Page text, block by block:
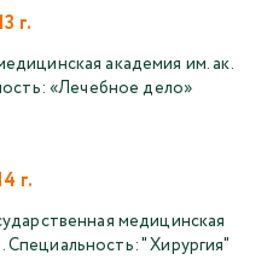
г.
академия им. ак.
«Лечебное дело»
г.
медицинская
Специальность: " Хирургия"